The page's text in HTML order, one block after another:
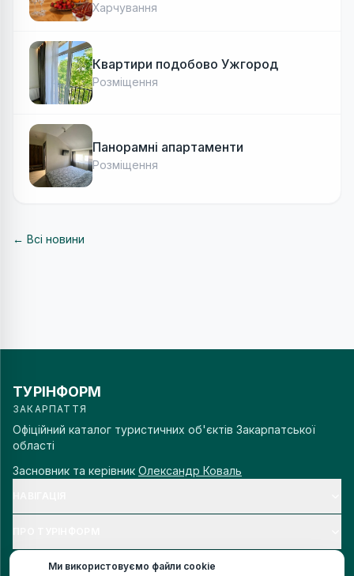
Харчування
Квартири подобово Ужгород
Розміщення
Панорамні апартаменти
Розміщення
← Всі новини
ТУРІНФОРМ
ЗАКАРПАТТЯ
Офіційний каталог туристичних об'єктів Закарпатської
області
Засновник та керівник Олександр Коваль
Ми використовуємо файли cookie